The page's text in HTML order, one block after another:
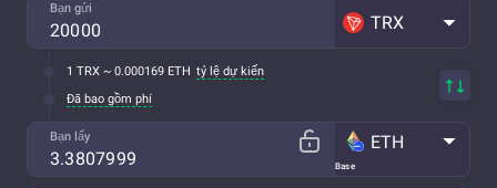
Bạn gửi
TRX
1 TRX ~ 0.000169 ETH tỷ lệ dự kiến
Đã bao gồm phí
Bạn lấy
Base
ETH